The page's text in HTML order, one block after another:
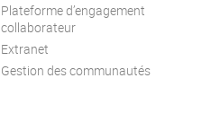
Plateforme d’engagement
collaborateur
Extranet
Gestion des communautés